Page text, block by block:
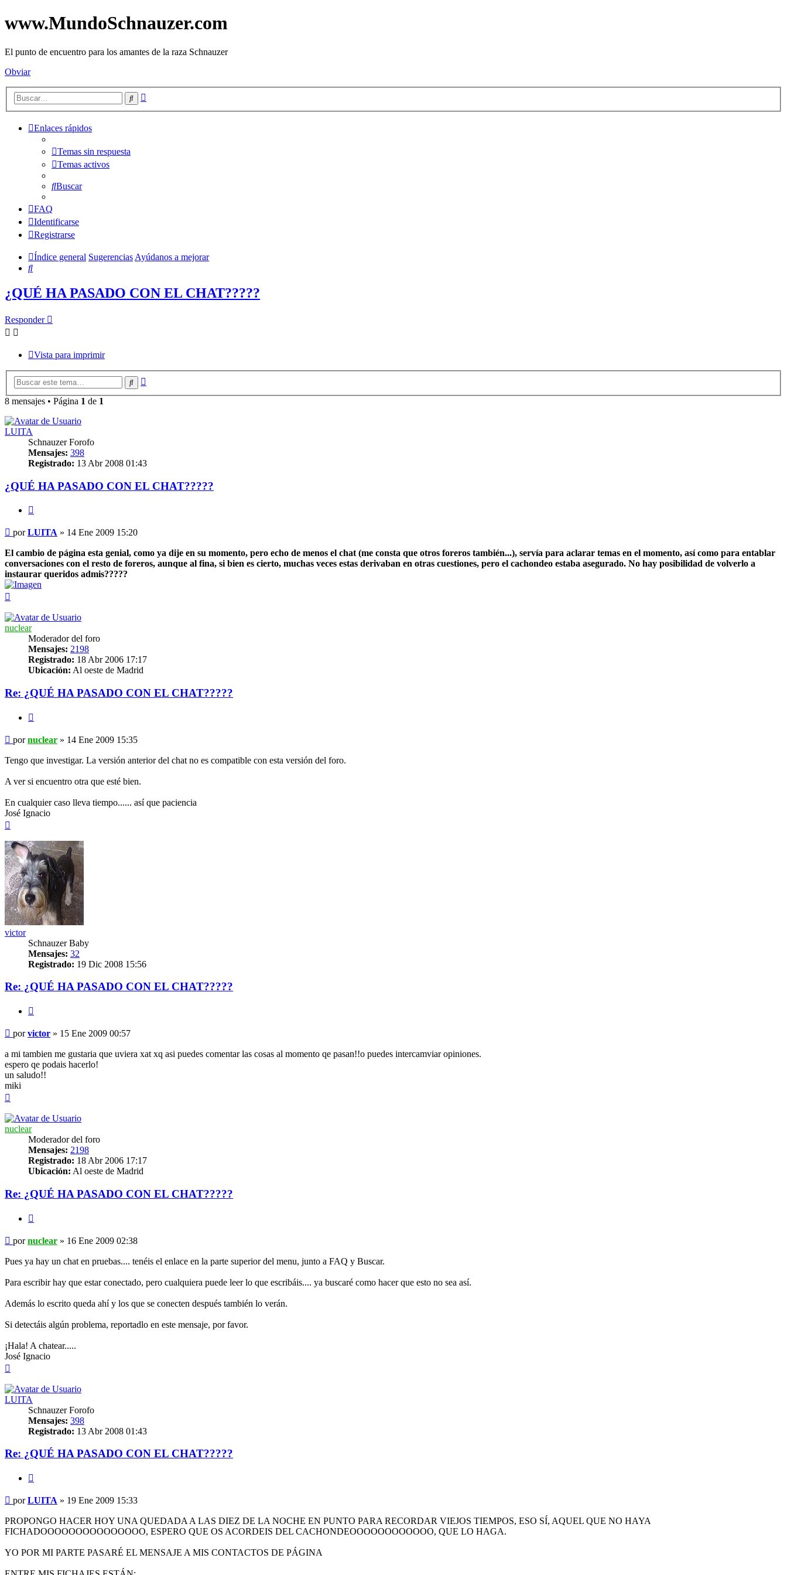
www.MundoSchnauzer.com
El punto de encuentro para los amantes de la raza Schnauzer
Obviar
Buscar
Enlaces rápidos
Temas sin respuesta
Temas activos
Buscar
FAQ
Identificarse
Registrarse
Índice general SugerenciasAyúdanos a mejorar
Buscar
¿QUÉ HA PASADO CON EL CHAT?????
Responder
Vista para imprimir
Buscar
8 mensajes • Página 1 de 1
LUITA
Schnauzer Forofo
Mensajes: 398
Registrado: 13 Abr 2008 01:43
¿QUÉ HA PASADO CON EL CHAT?????
Mensaje
porLUITA » 14 Ene 2009 15:20
El cambio de página esta genial, como ya dije en su momento, pero echo de menos el chat (me consta que otros foreros también...), servía para aclarar temas en el momento, así como para entablar
conversaciones con el resto de foreros, aunque al fina, si bien es cierto, muchas veces estas derivaban en otras cuestiones, pero el cachondeo estaba asegurado. No hay posibilidad de volverlo a
instaurar queridos admis?????
nuclear
Moderador del foro
Mensajes: 2198
Registrado: 18 Abr 2006 17:17
Ubicación: Al oeste de Madrid
Re: ¿QUÉ HA PASADO CON EL CHAT?????
Mensaje
pornuclear » 14 Ene 2009 15:35
Tengo que investigar. La versión anterior del chat no es compatible con esta versión del foro.
A ver si encuentro otra que esté bien.
En cualquier caso lleva tiempo...... así que paciencia
José Ignacio
victor
Schnauzer Baby
Mensajes: 32
Registrado: 19 Dic 2008 15:56
Re: ¿QUÉ HA PASADO CON EL CHAT?????
Mensaje
porvictor » 15 Ene 2009 00:57
a mi tambien me gustaria que uviera xat xq asi puedes comentar las cosas al momento qe pasan!!o puedes intercamviar opiniones.
espero qe podais hacerlo!
un saludo!!
miki
nuclear
Moderador del foro
Mensajes: 2198
Registrado: 18 Abr 2006 17:17
Ubicación: Al oeste de Madrid
Re: ¿QUÉ HA PASADO CON EL CHAT?????
Mensaje
pornuclear » 16 Ene 2009 02:38
Pues ya hay un chat en pruebas.... tenéis el enlace en la parte superior del menu, junto a FAQ y Buscar.
Para escribir hay que estar conectado, pero cualquiera puede leer lo que escribáis.... ya buscaré como hacer que esto no sea así.
Además lo escrito queda ahí y los que se conecten después también lo verán.
Si detectáis algún problema, reportadlo en este mensaje, por favor.
¡Hala! A chatear.....
José Ignacio
LUITA
Schnauzer Forofo
Mensajes: 398
Registrado: 13 Abr 2008 01:43
Re: ¿QUÉ HA PASADO CON EL CHAT?????
Mensaje
porLUITA » 19 Ene 2009 15:33
PROPONGO HACER HOY UNA QUEDADA A LAS DIEZ DE LA NOCHE EN PUNTO PARA RECORDAR VIEJOS TIEMPOS, ESO SÍ, AQUEL QUE NO HAYA
FICHADOOOOOOOOOOOOOOO, ESPERO QUE OS ACORDEIS DEL CACHONDEOOOOOOOOOOOO, QUE LO HAGA.
YO POR MI PARTE PASARÉ EL MENSAJE A MIS CONTACTOS DE PÁGINA